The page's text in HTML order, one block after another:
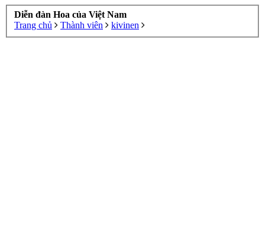
Diễn đàn Hoa của Việt Nam
Trang chủ
Thành viên kivinen